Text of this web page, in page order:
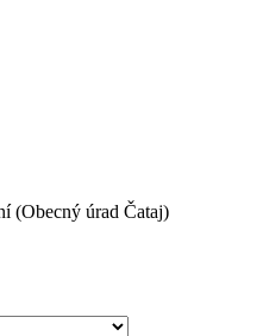
(Obecný úrad Čataj)